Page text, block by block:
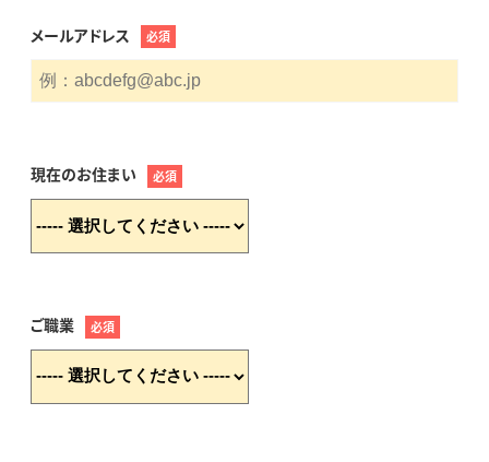
メールアドレス 必須
現在のお住まい 必須
ご職業 必須